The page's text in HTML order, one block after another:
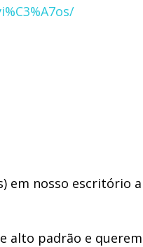
em nosso escritório
alto padrão e